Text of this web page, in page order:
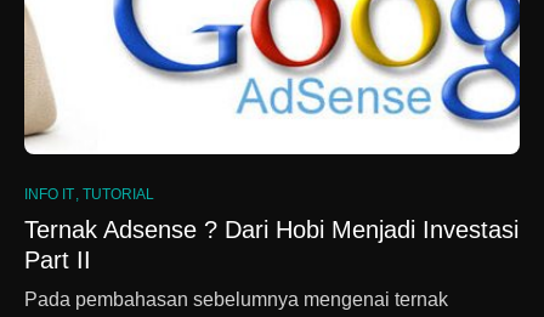
INFO IT TUTORIAL
Ternak Adsense ? Dari Hobi Menjadi Investasi
Part II
Pada pembahasan sebelumnya mengenai ternak